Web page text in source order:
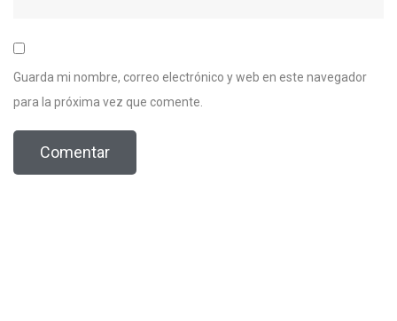
Guarda mi nombre, correo electrónico y web en este navegador
para la próxima vez que comente.